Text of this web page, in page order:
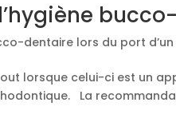
dentaire lors du port
lorsque celui-ci est un
La